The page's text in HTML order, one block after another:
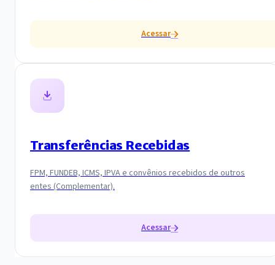
Acessar
Transferências Recebidas
FPM, FUNDEB, ICMS, IPVA e convênios recebidos de outros
entes (Complementar).
Acessar